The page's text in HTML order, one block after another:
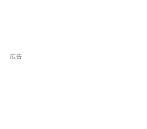
広告